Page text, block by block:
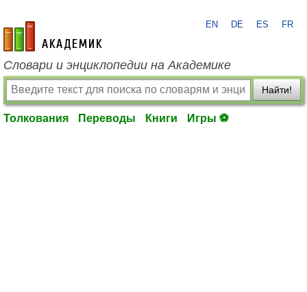
academic.ru
EN DE ES FR
Словари и энциклопедии на Академике
Найти!
Толкования Переводы Книги Игры ⚽